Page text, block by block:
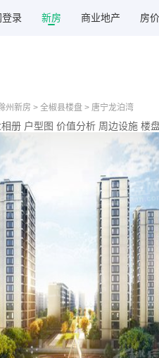
录 新房 商业地产 房价
州新房 > 全椒县楼盘 > 唐宁龙泊湾
册 户型图 价值分析 周边设施 楼